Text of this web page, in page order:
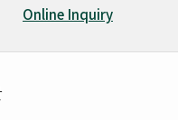
Online Inquiry